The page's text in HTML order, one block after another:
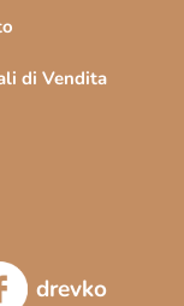
di Vendita
drevko